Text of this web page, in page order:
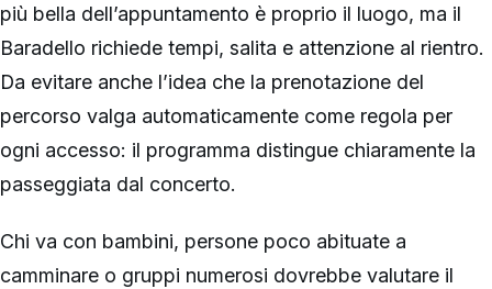
più bella dell’appuntamento è proprio il luogo, ma il
Baradello richiede tempi, salita e attenzione al rientro.
Da evitare anche l’idea che la prenotazione del
percorso valga automaticamente come regola per
ogni accesso: il programma distingue chiaramente la
passeggiata dal concerto.
Chi va con bambini, persone poco abituate a
camminare o gruppi numerosi dovrebbe valutare il